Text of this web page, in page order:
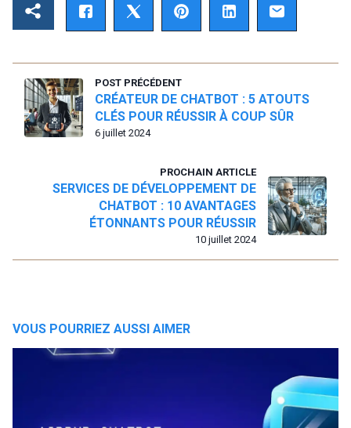
POST PRÉCÉDENT
6 juillet 2024
CRÉATEUR DE CHATBOT : 5 ATOUTS
CLÉS POUR RÉUSSIR À COUP SÛR
PROCHAIN ARTICLE
10 juillet 2024
SERVICES DE DÉVELOPPEMENT DE
CHATBOT : 10 AVANTAGES
ÉTONNANTS POUR RÉUSSIR
VOUS POURRIEZ AUSSI AIMER